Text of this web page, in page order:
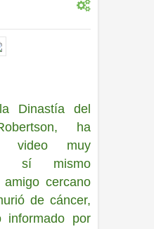
Dinastía del
ha
video muy
sí mismo
cercano
de cáncer,
por